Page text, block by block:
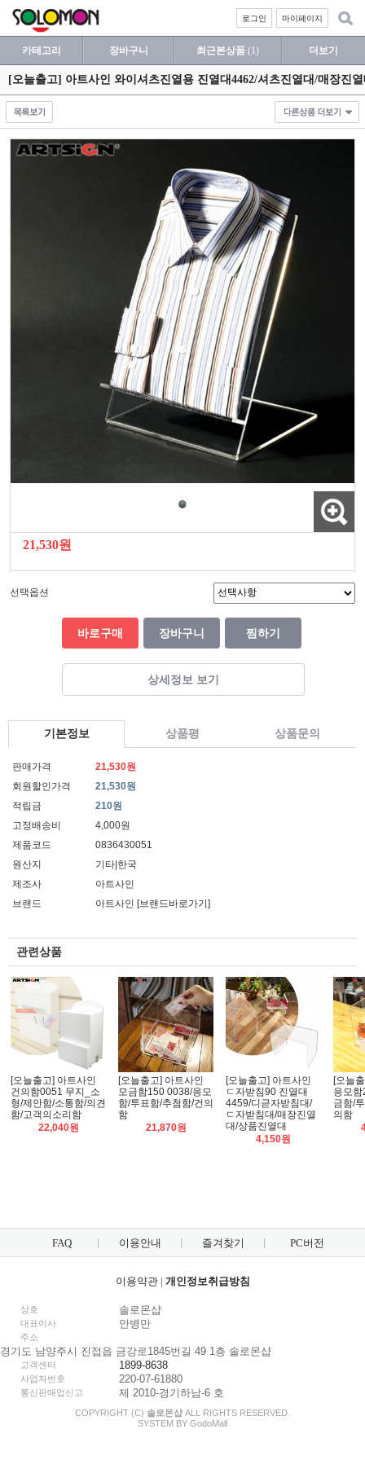
마이페이지
로그인
카테고리 장바구니 최근본상품 (1) 더보기
[오늘출고] 아트사인 와이셔츠진열용 진열대4462/셔츠진열대/매장진
21,530원
선택옵션
바로구매 장바구니 찜하기
상세정보 보기
기본정보 상품평 상품문의
판매가격
21,530원
회원할인가격
21,530원
적립금
210원
고정배송비
4,000원
제품코드
0836430051
원산지
기타|한국
제조사
아트사인
브랜드
아트사인 [브랜드바로가기]
관련상품
[오늘출고] 아트사인
건의함0051 무지_소
형/제안함/소통함/의견
함/고객의소리함
22,040원
[오늘출고] 아트사인
모금함150 0038/응모
함/투표함/추첨함/건의
함
21,870원
[오늘출고] 아트사인
ㄷ자받침90 진열대
4459/디귿자받침대/
ㄷ자받침대/매장진열
대/상품진열대
4,150원
[오늘
응모
금함/
의함
FAQ 이용안내 즐겨찾기 PC버전
이용약관| 개인정보취급방침
상호 솔로몬샵
대표이사 안병만
주소
경기도 남양주시 진접읍 금강로1845번길 49 1층 솔로몬샵
고객센터 1899-8638
사업자번호 220-07-61880
통신판매업신고 제 2010-경기하남-6 호
COPYRIGHT (C) 솔로몬샵 ALL RIGHTS RESERVED.
SYSTEM BY GodoMall